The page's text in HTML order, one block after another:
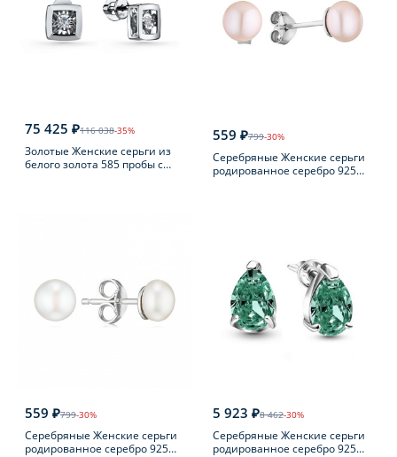
75 425 ₽116 038-35%
Золотые Женские серьги из
белого золота 585 пробы с
559 ₽799-30%
Серебряные Женские серьги
родированное серебро 925
559 ₽799-30%
Серебряные Женские серьги
родированное серебро 925
5 923 ₽8 462-30%
Серебряные Женские серьги
родированное серебро 925